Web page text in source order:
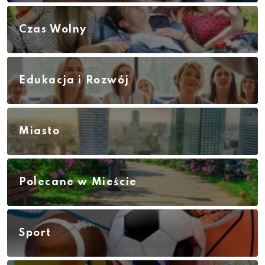
Czas Wolny
Edukacja i Rozwój
Miasto
Polecane w Mieście
Sport